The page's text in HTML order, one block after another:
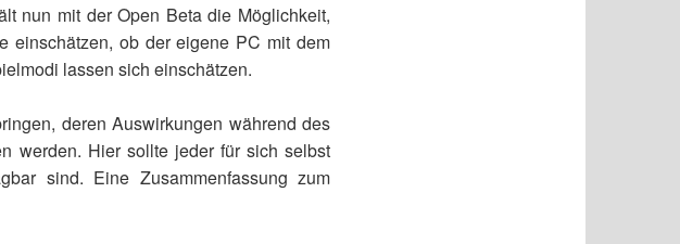
nun mit der Open Beta die Möglichkeit,
einschätzen, ob der eigene PC mit dem
lassen sich einschätzen.
deren Auswirkungen während des
werden. Hier sollte jeder für sich selbst
sind. Eine Zusammenfassung zum